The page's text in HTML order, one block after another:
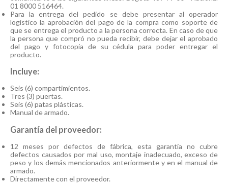
01 8000 516464.
Para la entrega del pedido se debe presentar al operador
logístico la aprobación del pago de la compra como soporte de
que se entrega el producto a la persona correcta. En caso de que
la persona que compró no pueda recibir, debe dejar el aprobado
del pago y fotocopia de su cédula para poder entregar el
producto.
Incluye:
Seis (6) compartimientos.
Tres (3) puertas.
Seis (6) patas plásticas.
Manual de armado.
Garantía del proveedor:
12 meses por defectos de fábrica, esta garantía no cubre
defectos causados por mal uso, montaje inadecuado, exceso de
peso y los demás mencionados anteriormente y en el manual de
armado.
Directamente con el proveedor.